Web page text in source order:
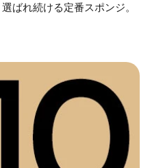
ばれ続ける定番スポンジ。